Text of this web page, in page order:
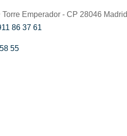
Emperador - CP 28046 Madrid
86 37 61
55